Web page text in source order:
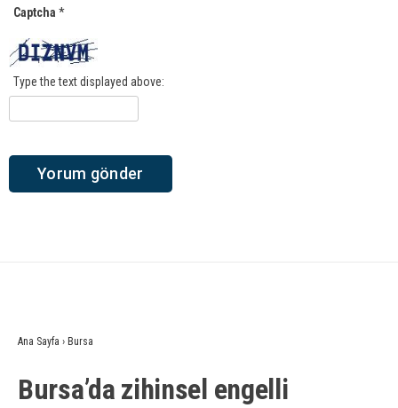
Captcha *
Type the text displayed above:
Ana Sayfa › Bursa
Bursa’da zihinsel engelli